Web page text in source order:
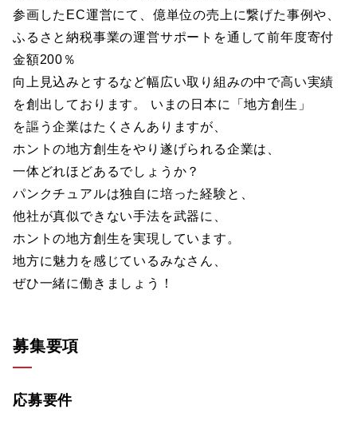
参画したEC運営にて、億単位の売上に繋げた事例や、
ふるさと納税事業の運営サポートを通して前年度寄付
金額200％
向上見込みとするなど幅広い取り組みの中で高い実績
を創出しております。 いまの日本に「地方創生」
を謳う企業はたくさんありますが、
ホントの地方創生をやり遂げられる企業は、
一体どれほどあるでしょうか？
パンクチュアルは独自に培った経験と、
他社が真似できない手法を武器に、
ホントの地方創生を実現しています。
地方に魅力を感じているみなさん、
ぜひ一緒に働きましょう！
募集要項
応募要件